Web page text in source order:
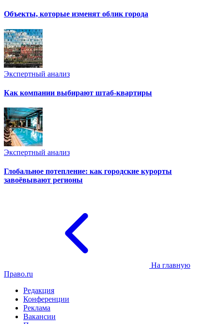
Объекты, которые изменят облик города
Экспертный анализ
Как компании выбирают штаб-квартиры
Экспертный анализ
Глобальное потепление: как городские курорты
завоёвывают регионы
На главную
Право.ru
Редакция
Конференции
Реклама
Вакансии